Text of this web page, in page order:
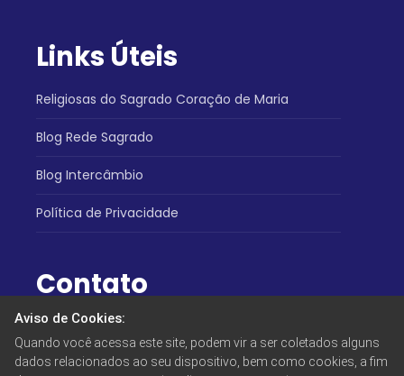
Links Úteis
Religiosas do Sagrado Coração de Maria
Blog Rede Sagrado
Blog Intercâmbio
Política de Privacidade
Contato
Atendimento:
(31) 3334-5730
Aviso de Cookies:
Quando você acessa este site, podem vir a ser coletados alguns
dados relacionados ao seu dispositivo, bem como cookies, a fim